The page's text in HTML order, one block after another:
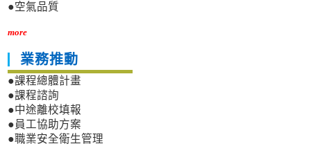
●空氣品質
more
業務推動
●課程總體計畫
●課程諮詢
●中途離校填報
●員工協助方案
●職業安全衛生管理